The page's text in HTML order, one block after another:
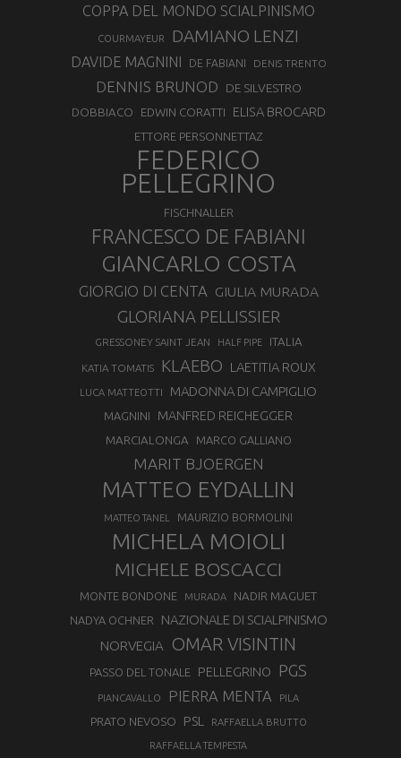
COPPA DEL MONDO SCIALPINISMO
COURMAYEUR DAMIANO LENZI
DAVIDE MAGNINI DE FABIANI DENIS TRENTO
DENNIS BRUNOD DE SILVESTRO
DOBBIACO EDWIN CORATTI ELISA BROCARD
ETTORE PERSONNETTAZ
FEDERICO
PELLEGRINO
FISCHNALLER
FRANCESCO DE FABIANI
GIANCARLO COSTA
GIORGIO DI CENTA GIULIA MURADA
GLORIANA PELLISSIER
GRESSONEY SAINT JEAN HALF PIPE ITALIA
KATIA TOMATIS KLAEBO LAETITIA ROUX
LUCA MATTEOTTI MADONNA DI CAMPIGLIO
MAGNINI MANFRED REICHEGGER
MARCIALONGA MARCO GALLIANO
MARIT BJOERGEN
MATTEO EYDALLIN
MATTEO TANEL MAURIZIO BORMOLINI
MICHELA MOIOLI
MICHELE BOSCACCI
MONTE BONDONE MURADA NADIR MAGUET
NADYA OCHNER
NAZIONALE DI SCIALPINISMO
NORVEGIA
OMAR VISINTIN
PASSO DEL TONALE PELLEGRINO PGS
PIANCAVALLO PIERRA MENTA PILA
PRATO NEVOSO PSL RAFFAELLA BRUTTO
RAFFAELLA TEMPESTA